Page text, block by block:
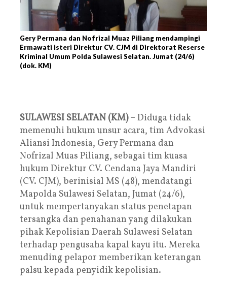
Gery Permana dan Nofrizal Muaz Piliang mendampingi
Ermawati isteri Direktur CV. CJM di Direktorat Reserse
Kriminal Umum Polda Sulawesi Selatan. Jumat (24/6)
(dok. KM)
SULAWESI SELATAN (KM)– Diduga tidak
memenuhi hukum unsur acara, tim Advokasi
Aliansi Indonesia, Gery Permana dan
Nofrizal Muas Piliang, sebagai tim kuasa
hukum Direktur CV. Cendana Jaya Mandiri
(CV. CJM), berinisial MS (48), mendatangi
Mapolda Sulawesi Selatan, Jumat (24/6),
untuk mempertanyakan status penetapan
tersangka dan penahanan yang dilakukan
pihak Kepolisian Daerah Sulawesi Selatan
terhadap pengusaha kapal kayu itu. Mereka
menuding pelapor memberikan keterangan
palsu kepada penyidik kepolisian.